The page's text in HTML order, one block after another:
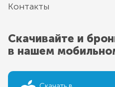
Контакты
Скачивайте и
в нашем